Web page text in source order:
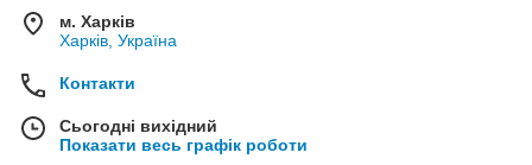
м. Харків
Харків, Україна
Контакти
Сьогодні вихідний
Показати весь графік роботи